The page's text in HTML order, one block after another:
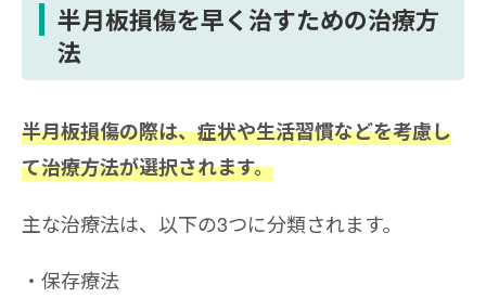
半月板損傷を早く治すための治療方
法
半月板損傷の際は、症状や生活習慣などを考慮し
て治療方法が選択されます。
主な治療法は、以下の3つに分類されます。
保存療法